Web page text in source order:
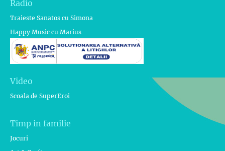
Radio
Traieste Sanatos cu Simona
Happy Music cu Marius
Video
Scoala de SuperEroi
Timp in familie
Jocuri